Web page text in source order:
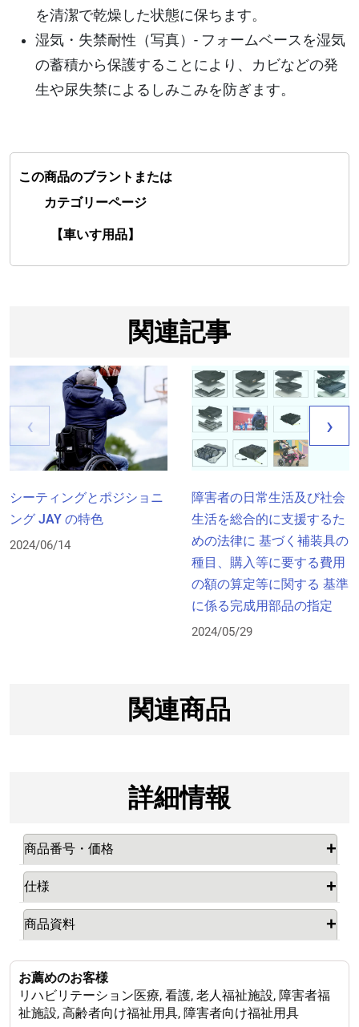
を清潔で乾燥した状態に保ちます。
湿気・失禁耐性（写真）- フォームベースを湿気
の蓄積から保護することにより、カビなどの発
生や尿失禁によるしみこみを防ぎます。
この商品のブラントまたは
カテゴリーページ
【車いす用品】
関連記事
シーティングとポジショニ
ング JAY の特色
2024/06/14
障害者の日常生活及び社会
生活を総合的に支援するた
めの法律に 基づく補装具の
種目、購入等に要する費用
の額の算定等に関する 基準
に係る完成用部品の指定
2024/05/29
‹ ›
関連商品
詳細情報
商品番号・価格
仕様
商品資料
お薦めのお客様
リハビリテーション医療, 看護, 老人福祉施設, 障害者福
祉施設, 高齢者向け福祉用具, 障害者向け福祉用具